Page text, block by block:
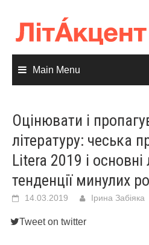
content
Main Menu
Оцінювати і
літературу: чеська
Litera 2019 і основні
тенденції минулих
14.03.2019 Ірина Забіяка
Tweet on twitter